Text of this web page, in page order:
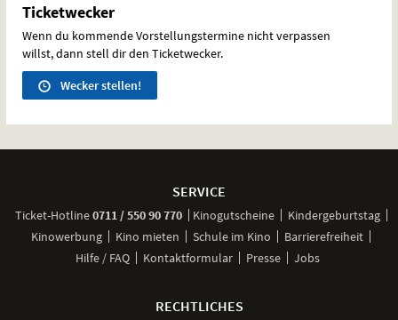
Ticketwecker
Wenn du kommende Vorstellungstermine nicht verpassen
willst, dann stell dir den Ticketwecker.
Wecker stellen!
SERVICE
Ticket-Hotline0711 / 550 90 770anrufen
Kinogutscheine
Kindergeburtstag
Kinowerbung
Kino mieten Schule im Kino
Barrierefreiheit
Hilfe / FAQ
Kontaktformular Presse Jobs
RECHTLICHES